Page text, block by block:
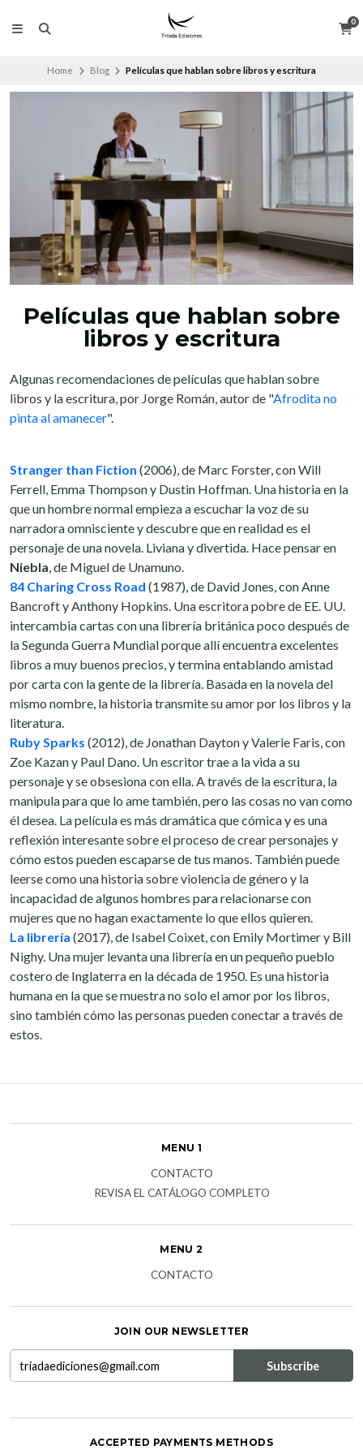
0
Home Blog Películas que hablan sobre libros y escritura
Películas que hablan sobre
libros y escritura
Algunas recomendaciones de películas que hablan sobre
libros y la escritura, por Jorge Román, autor de "Afrodita no
pinta al amanecer".
Stranger than Fiction (2006), de Marc Forster, con Will
Ferrell, Emma Thompson y Dustin Hoffman. Una historia en la
que un hombre normal empieza a escuchar la voz de su
narradora omnisciente y descubre que en realidad es el
personaje de una novela. Liviana y divertida. Hace pensar en
Niebla, de Miguel de Unamuno.
84 Charing Cross Road (1987), de David Jones, con Anne
Bancroft y Anthony Hopkins. Una escritora pobre de EE. UU.
intercambia cartas con una librería británica poco después de
la Segunda Guerra Mundial porque allí encuentra excelentes
libros a muy buenos precios, y termina entablando amistad
por carta con la gente de la librería. Basada en la novela del
mismo nombre, la historia transmite su amor por los libros y la
literatura.
Ruby Sparks (2012), de Jonathan Dayton y Valerie Faris, con
Zoe Kazan y Paul Dano. Un escritor trae a la vida a su
personaje y se obsesiona con ella. A través de la escritura, la
manipula para que lo ame también, pero las cosas no van como
él desea. La película es más dramática que cómica y es una
reflexión interesante sobre el proceso de crear personajes y
cómo estos pueden escaparse de tus manos. También puede
leerse como una historia sobre violencia de género y la
incapacidad de algunos hombres para relacionarse con
mujeres que no hagan exactamente lo que ellos quieren.
La librería (2017), de Isabel Coixet, con Emily Mortimer y Bill
Nighy. Una mujer levanta una librería en un pequeño pueblo
costero de Inglaterra en la década de 1950. Es una historia
humana en la que se muestra no solo el amor por los libros,
sino también cómo las personas pueden conectar a través de
estos.
MENU 1
CONTACTO
REVISA EL CATÁLOGO COMPLETO
MENU 2
CONTACTO
JOIN OUR NEWSLETTER
ACCEPTED PAYMENTS METHODS